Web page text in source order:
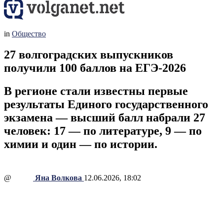
in Общество
27 волгоградских выпускников
получили 100 баллов на ЕГЭ-2026
В регионе стали известны первые
результаты Единого государственного
экзамена — высший балл набрали 27
человек: 17 — по литературе, 9 — по
химии и один — по истории.
@ Яна Волкова 12.06.2026, 18:02